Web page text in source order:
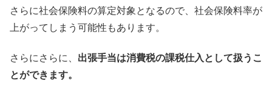
さらに社会保険料の算定対象となるので、社会保険料率が
上がってしまう可能性もあります。
さらにさらに、 出張手当は消費税の課税仕入として扱うこ
とができます。